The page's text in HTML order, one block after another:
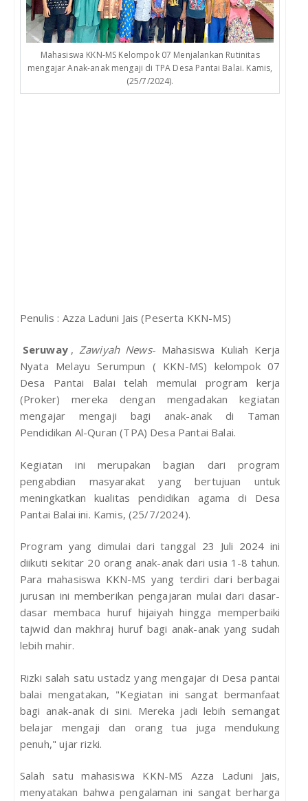
Mahasiswa KKN-MS Kelompok 07 Menjalankan Rutinitas
mengajar Anak-anak mengaji di TPA Desa Pantai Balai. Kamis,
(25/7/2024).
Penulis : Azza Laduni Jais (Peserta KKN-MS)
Seruway , Zawiyah News- Mahasiswa Kuliah Kerja
Nyata Melayu Serumpun ( KKN-MS) kelompok 07
Desa Pantai Balai telah memulai program kerja
(Proker) mereka dengan mengadakan kegiatan
mengajar mengaji bagi anak-anak di Taman
Pendidikan Al-Quran (TPA) Desa Pantai Balai.
Kegiatan ini merupakan bagian dari program
pengabdian masyarakat yang bertujuan untuk
meningkatkan kualitas pendidikan agama di Desa
Pantai Balai ini. Kamis, (25/7/2024).
Program yang dimulai dari tanggal 23 Juli 2024 ini
diikuti sekitar 20 orang anak-anak dari usia 1-8 tahun.
Para mahasiswa KKN-MS yang terdiri dari berbagai
jurusan ini memberikan pengajaran mulai dari dasar-
dasar membaca huruf hijaiyah hingga memperbaiki
tajwid dan makhraj huruf bagi anak-anak yang sudah
lebih mahir.
Rizki salah satu ustadz yang mengajar di Desa pantai
balai mengatakan, "Kegiatan ini sangat bermanfaat
bagi anak-anak di sini. Mereka jadi lebih semangat
belajar mengaji dan orang tua juga mendukung
penuh," ujar rizki.
Salah satu mahasiswa KKN-MS Azza Laduni Jais,
menyatakan bahwa pengalaman ini sangat berharga